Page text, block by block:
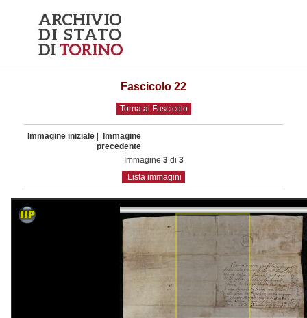
Fascicolo 22
Torna al Fascicolo
Immagine iniziale
Immagine
precedente
Immagine 3di 3
Lista immagini